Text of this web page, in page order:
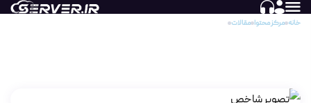
خانه مرکز محتوا مقالات